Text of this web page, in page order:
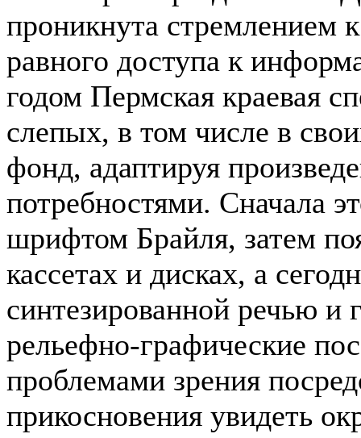
проникнута стремлением
равного доступа к
годом Пермская краевая
слепых, в том числе в
фонд, адаптируя
потребностями. Сначала
шрифтом Брайля, затем
кассетах и дисках, а
синтезированной речью и
рельефно-графические
проблемами зрения
прикосновения увидеть